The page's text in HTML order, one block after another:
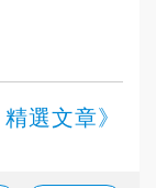
選文章》